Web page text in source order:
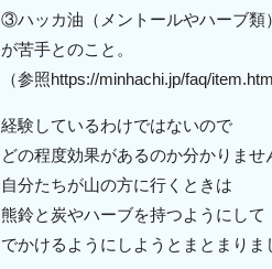
③ハッカ油（メントールやハーブ類）
が苦手とのこと。
（参照https://minhachi.jp/faq/
経験しているわけではないので
どの程度効果があるのか分かりませ
自分たちが山の方に行くときは
熊鈴と炭やハーブを持つようにして
でかけるようにしようとまとまりま